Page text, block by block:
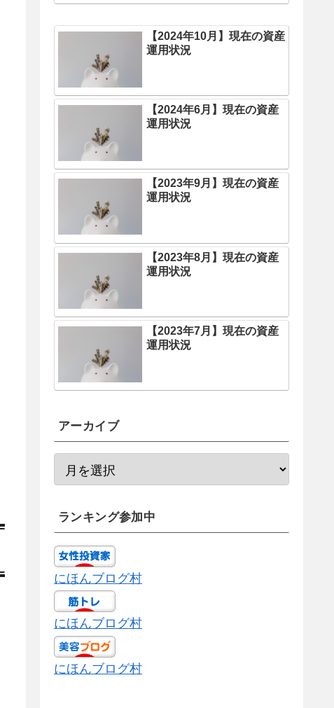
ミ】
【2024年10月】現在の資産
運用状況
【2024年6月】現在の資産
運用状況
【2023年9月】現在の資産
運用状況
【2023年8月】現在の資産
運用状況
【2023年7月】現在の資産
運用状況
アーカイブ
ランキング参加中
にほんブログ村
にほんブログ村
にほんブログ村